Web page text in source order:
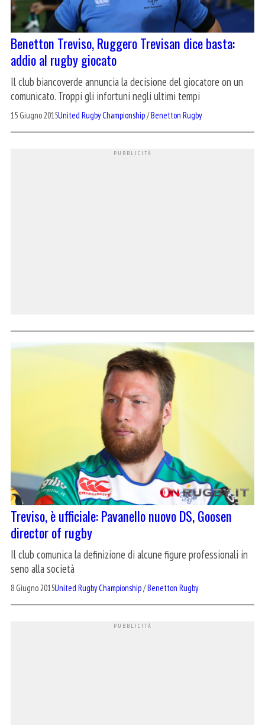
Benetton Treviso, Ruggero Trevisan dice basta:
addio al rugby giocato
Il club biancoverde annuncia la decisione del giocatore on un
comunicato. Troppi gli infortuni negli ultimi tempi
15 Giugno 2015United Rugby Championship/Benetton Rugby
Treviso, è ufficiale: Pavanello nuovo DS, Goosen
director of rugby
Il club comunica la definizione di alcune figure professionali in
seno alla società
8 Giugno 2015United Rugby Championship/Benetton Rugby